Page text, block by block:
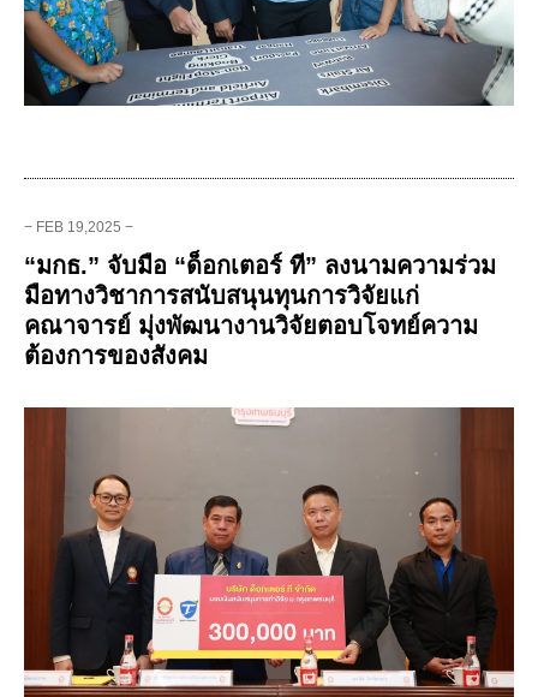
− FEB 19,2025 −
“มกธ.” จับมือ “ด็อกเตอร์ ที” ลงนามความร่วม
มือทางวิชาการสนับสนุนทุนการวิจัยแก่
คณาจารย์ มุ่งพัฒนางานวิจัยตอบโจทย์ความ
ต้องการของสังคม